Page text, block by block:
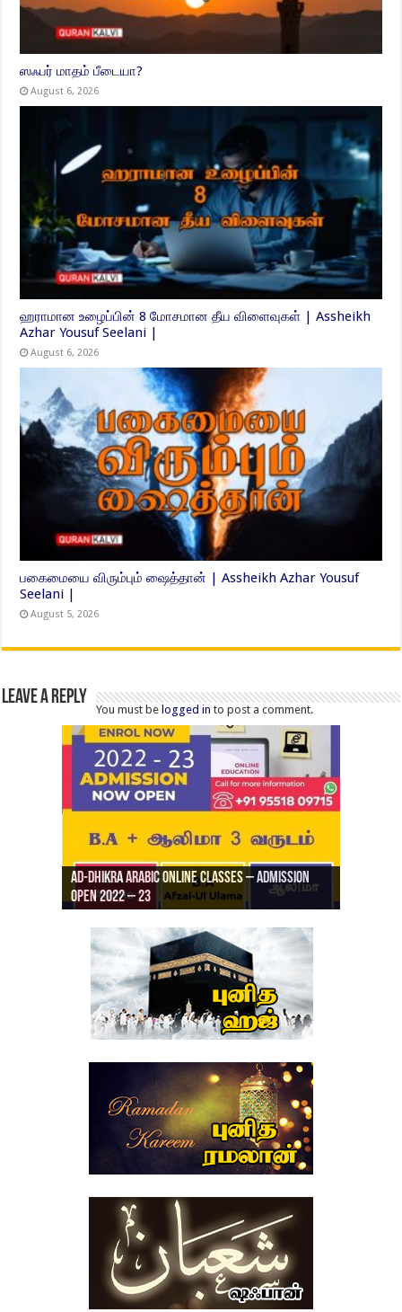
ஸஃபர் மாதம் பீடையா?
August 6, 2026
ஹராமான உழைப்பின் 8 மோசமான தீய விளைவுகள் | Assheikh
Azhar Yousuf Seelani |
August 6, 2026
பகைமையை விரும்பும் ஷைத்தான் | Assheikh Azhar Yousuf
Seelani |
August 5, 2026
Leave a Reply
You must belogged in to post a comment.
Ad-Dhikra Arabic Online Classes – Admission
Open 2022 – 23
Ad-Dhikra Arabic Online Classes – BA Arabic
AD DHIKRA ARABIC COLLEGE ADMISSION
ரியாத் ஜும்ஆ தமிழாக்கம், Jamia Al Hajiri
Masjid (Kuwait Masjid), Malaz, Riyadh